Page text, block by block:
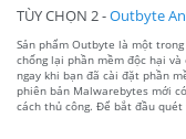
TÙY CHỌN 2 -Outbyte
Sản phẩm Outbyte là một
chống lại phần mềm độc hại và
ngay khi bạn đã cài đặt phần
phiên bản Malwarebytes mới
cách thủ công. Để bắt đầu